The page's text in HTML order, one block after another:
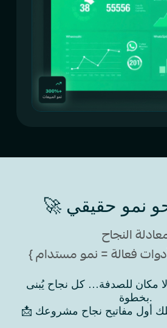
نمو حقيقي
النجاح
مكان للصدفة… كل نجاح يُبنى
بخطوة.